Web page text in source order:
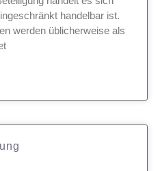
handelbar ist.
werden üblicherweise als